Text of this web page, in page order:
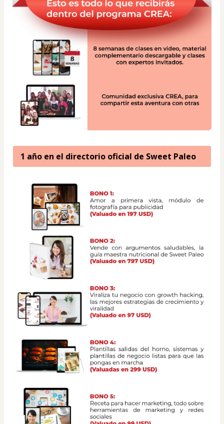
1 año en el directorio oficial de Sweet Paleo